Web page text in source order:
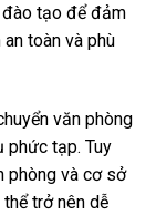
tạo để đảm
toàn và phù
văn phòng
phức tạp. Tuy
phòng và cơ sở
trở nên dễ